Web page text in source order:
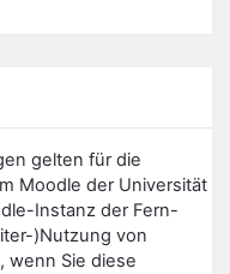
gelten für die
Moodle der Universität
Instanz der Fern-
)Nutzung von
wenn Sie diese